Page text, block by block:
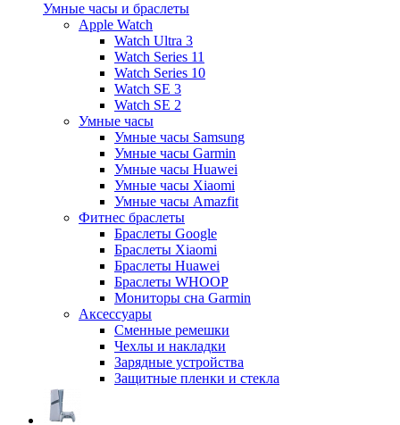
Умные часы и браслеты
Apple Watch
Watch Ultra 3
Watch Series 11
Watch Series 10
Watch SE 3
Watch SE 2
Умные часы
Умные часы Samsung
Умные часы Garmin
Умные часы Huawei
Умные часы Xiaomi
Умные часы Amazfit
Фитнес браслеты
Браслеты Google
Браслеты Xiaomi
Браслеты Huawei
Браслеты WHOOP
Мониторы сна Garmin
Аксессуары
Сменные ремешки
Чехлы и накладки
Зарядные устройства
Защитные пленки и стекла